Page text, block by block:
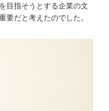
目指そうとする企業の文
要だと考えたのでした。